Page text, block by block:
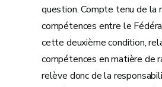
question. Compte tenu de la
compétences entre le
cette deuxième condition,
compétences en matière de
relève donc de la